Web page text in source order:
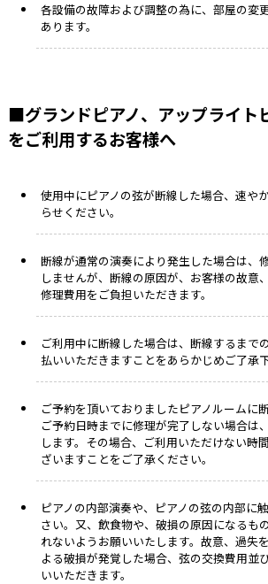
各設備の故障および調整の為に、部屋の変
あります。
■グランドピアノ、アップライト
をご利用するお客様へ
使用中にピアノの弦が断線した場合、速や
らせください。
断線が通常の演奏により発生した場合は、
しませんが、断線の原因が、お客様の故意
修理費用をご負担いただきます。
ご利用中に断線した場合は、断線するまで
払いいただきますことをあらかじめご了承下
ご予約を頂いておりましたピアノルームに
ご予約日時までに修理が完了しない場合は
します。その場合、ご利用いただけない時
ざいますことをご了承ください。
ピアノの内部演奏や、ピアノの弦の内部に
さい。又、飲食物や、破損の原因になるも
れないようお願いいたします。故意、過失
よる破損が発覚した場合、弦の交換費用並
いいただきます。